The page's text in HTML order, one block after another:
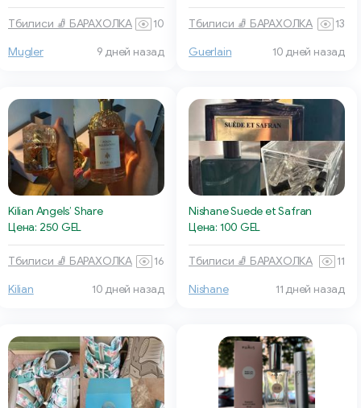
Тбилиси 🧦 БАРАХОЛКА 10
Mugler 9 дней назад
Тбилиси 🧦 БАРАХОЛКА 13
Guerlain 10 дней назад
Kilian Angels’ Share
Цена: 250 GEL
Тбилиси 🧦 БАРАХОЛКА 16
Kilian 10 дней назад
Nishane Suede et Safran
Цена: 100 GEL
Тбилиси 🧦 БАРАХОЛКА 11
Nishane 11 дней назад